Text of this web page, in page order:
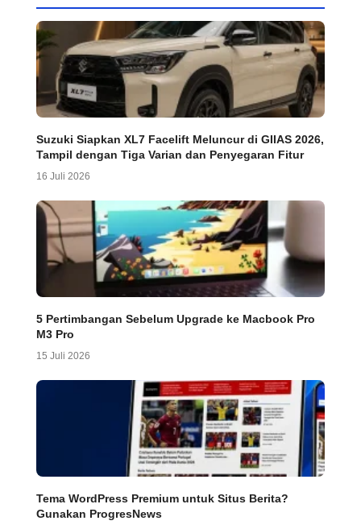
Suzuki Siapkan XL7 Facelift Meluncur di GIIAS 2026,
Tampil dengan Tiga Varian dan Penyegaran Fitur
16 Juli 2026
5 Pertimbangan Sebelum Upgrade ke Macbook Pro
M3 Pro
15 Juli 2026
Tema WordPress Premium untuk Situs Berita?
Gunakan ProgresNews